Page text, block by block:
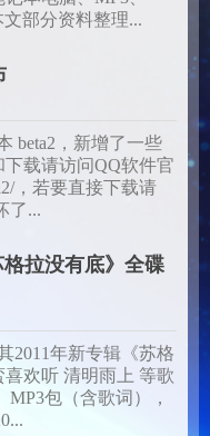
部分资料整理...
beta2，新增了一些
载请访问QQ软件官
，若要直接下载请
了...
拉没有底》全碟
2011年新专辑《苏格
欢听 清明雨上 等歌
包（含歌词），